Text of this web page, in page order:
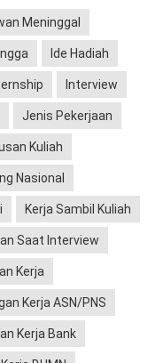
Meninggal
Ide Hadiah
Interview
Jenis Pekerjaan
Kuliah
Nasional
Kerja Sambil Kuliah
Saat Interview
Kerja
Kerja ASN/PNS
Kerja Bank